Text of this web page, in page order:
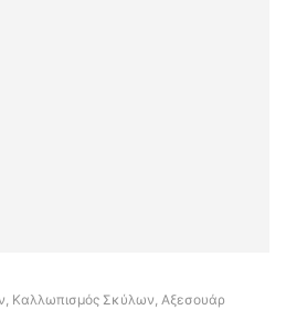
Καλλωπισμός Σκύλων, Αξεσουάρ